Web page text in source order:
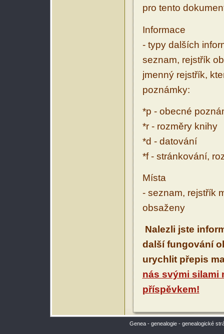
pro tento
Informace
- typy dalších
seznam, rejstřík
jmenný rejstřík,
poznámky:
*p - obecné
*r - rozměry knihy
*d - datování
*f - stránkování,
Místa
- seznam, rejstřík
obsaženy
Nalezli jste
další fungování
urychlit přepis
nás svými silami
příspěvkem!
Genea - genealogie - genealogické